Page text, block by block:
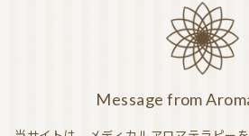
Message from